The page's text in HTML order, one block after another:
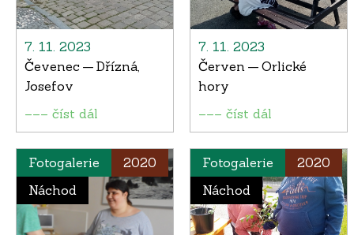
7. 11. 2023
Čevenec — Dřízná,
Josefov
––– číst dál
7. 11. 2023
Červen — Orlické
hory
––– číst dál
Fotogalerie
2020
Náchod
Fotogalerie
2020
Náchod